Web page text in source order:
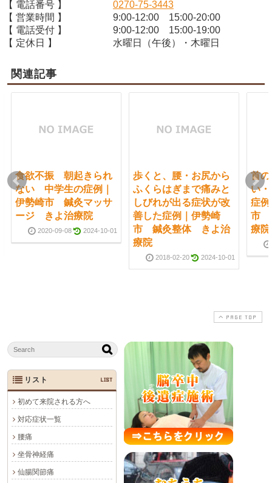
【 電話番号 】
0270-75-3443
【 営業時間 】
9:00-12:00 15:00-20:00
【 電話受付 】
9:00-12:00 15:00-19:00
【 定休日 】
水曜日（午後）・木曜日
関連記事
食欲不振 朝起きられ
ない 中学生の症例｜
伊勢崎市 鍼灸マッサ
ージ きよ治療院
2020-09-08 2024-10-01
歩くと、腰・お尻から
ふくらはぎまで痛みと
しびれが出る症状が改
善した症例｜伊勢崎
市 鍼灸整体 きよ治
療院
2018-02-20 2024-10-01
首
い
症
市
療院
PAGE TOP
リスト LIST
初めて来院される方へ
対応症状一覧
腰痛
坐骨神経痛
仙腸関節痛